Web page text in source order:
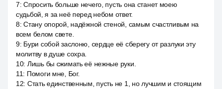
7:Спросить больше нечего, пусть она станет моею
судьбой, я за неё перед небом ответ.
8:Стану опорой, надёжной стеной, самым счастливым на
всем белом свете.
9: Бури собой заслоню, сердце её сберегу от разлуки эту
молитву в душе сохра.
10: Лишь бы сжимать её нежные руки.
11: Помоги мне, Бог.
12: Стать единственным, пусть не 1, но лучшим и стоящим